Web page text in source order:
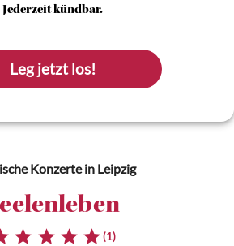
Jederzeit kündbar.
Leg jetzt los!
Konzertein Leipzig
(1)